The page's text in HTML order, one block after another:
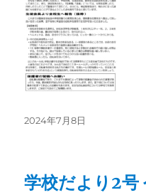
ー
投
2024年7月8日
学校だより2号